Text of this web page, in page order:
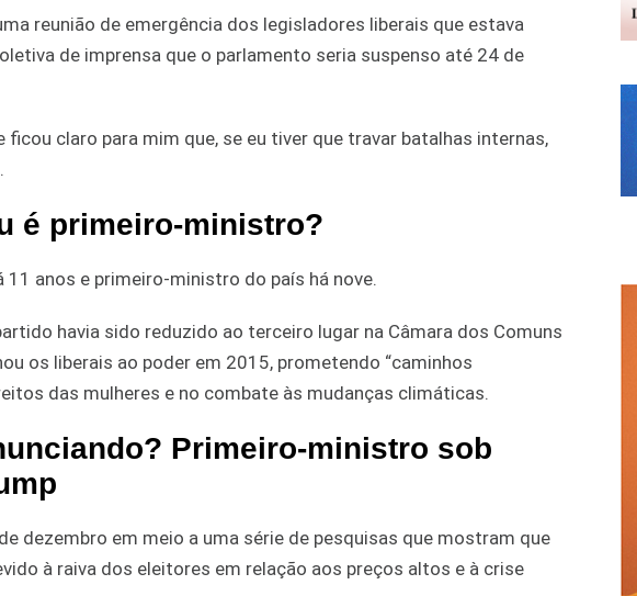
reunião de emergência dos legisladores liberais que estava
de imprensa que o parlamento seria suspenso até 24 de
ficou claro para mim que, se eu tiver que travar batalhas internas,
é primeiro-ministro?
11 anos e primeiro-ministro do país há nove.
havia sido reduzido ao terceiro lugar na Câmara dos Comuns
os liberais ao poder em 2015, prometendo “caminhos
das mulheres e no combate às mudanças climáticas.
Primeiro-ministro sob
dezembro em meio a uma série de pesquisas que mostram que
à raiva dos eleitores em relação aos preços altos e à crise